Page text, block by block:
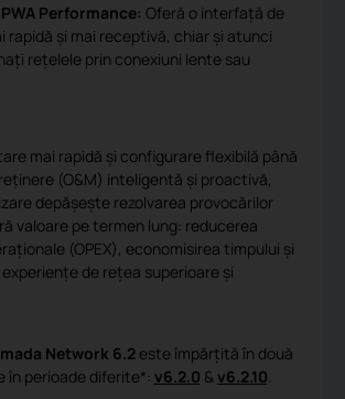
Performance: Oferă o interfață de
rapidă și mai receptivă, chiar și atunci
rețelele prin conexiuni lente sau
mai rapidă și configurare flexibilă până
(O&M) inteligentă și proactivă,
depășește rezolvarea provocărilor
valoare pe termen lung: reducerea
(OPEX), economisirea timpului și
de rețea superioare și
Network 6.2este împărțită în două
în perioade diferite*: v6.2.0 & v6.2.10.